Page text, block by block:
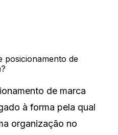
posicionamento de
de marca
à forma pela qual
organização no